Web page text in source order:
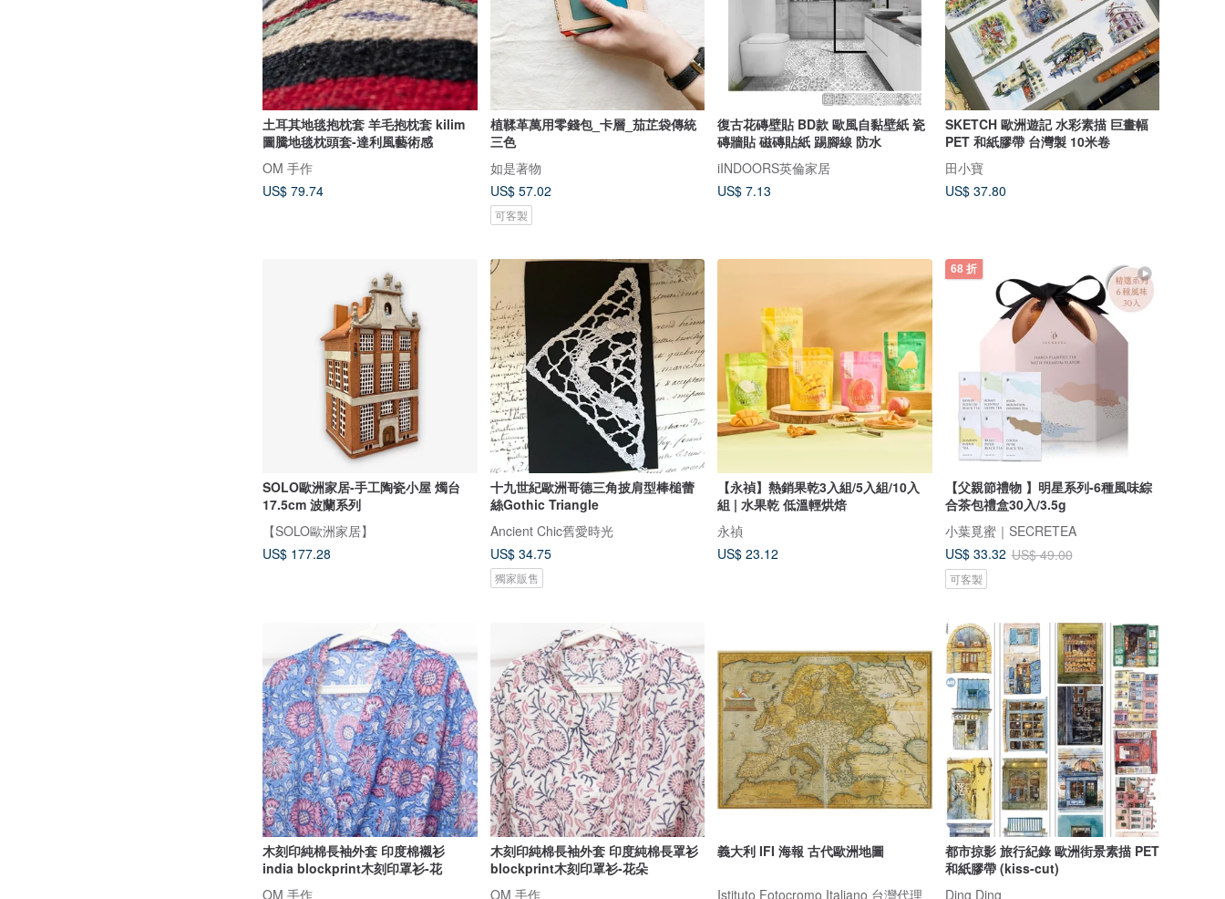
土耳其地毯抱枕套 羊毛抱枕套 kilim
圖騰地毯枕頭套-達利風藝術感
OM 手作
US$ 79.74
植鞣革萬用零錢包_卡層_茄芷袋傳統
三色
如是著物
US$ 57.02
可客製
復古花磚壁貼 BD款 歐風自黏壁紙 瓷
磚牆貼 磁磚貼紙 踢腳線 防水
iINDOORS英倫家居
US$ 7.13
SKETCH 歐洲遊記 水彩素描 巨畫幅
PET 和紙膠帶 台灣製 10米卷
田小寶
US$ 37.80
SOLO歐洲家居-手工陶瓷小屋 燭台
17.5cm 波蘭系列
【SOLO歐洲家居】
US$ 177.28
十九世紀歐洲哥德三角披肩型棒槌蕾
絲Gothic Triangle
Ancient Chic舊愛時光
US$ 34.75
獨家販售
【永禎】熱銷果乾3入組/5入組/10入
組 | 水果乾 低溫輕烘焙
永禎
US$ 23.12
68 折
【父親節禮物 】明星系列-6種風味綜
合茶包禮盒30入/3.5g
小葉覓蜜｜SECRETEA
US$ 33.32 US$ 49.00
可客製
木刻印純棉長袖外套 印度棉襯衫
india blockprint木刻印罩衫-花
OM 手作
木刻印純棉長袖外套 印度純棉長罩衫
blockprint木刻印罩衫-花朵
OM 手作
義大利 IFI 海報 古代歐洲地圖
Istituto Fotocromo Italiano 台灣代理
都市掠影 旅行紀錄 歐洲街景素描 PET
和紙膠帶 (kiss-cut)
Ding Ding